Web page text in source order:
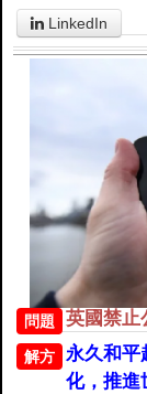
LinkedIn
問題 英國禁止
解方
永久和平
化，推進